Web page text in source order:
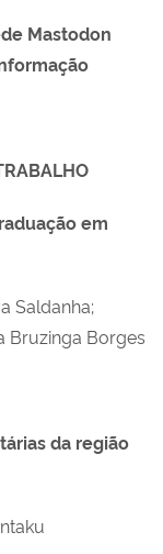
Mastodon
em
Saldanha;
Bruzinga Borges
da região